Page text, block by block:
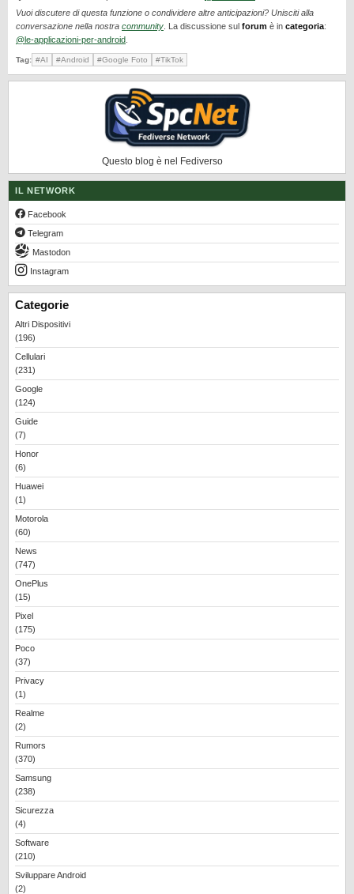
Vuoi discutere di questa funzione o condividere altre anticipazioni? Unisciti alla
conversazione nella nostra community . La discussione sul forum è in categoria:
@le-applicazioni-per-android
Tag: #AI #Android #Google Foto #TikTok
Questo blog è nel Fediverso
IL NETWORK
Facebook
Telegram
Mastodon
Instagram
Categorie
Altri Dispositivi
(196)
Cellulari
(231)
Google
(124)
Guide
(7)
Honor
(6)
Huawei
(1)
Motorola
(60)
News
(747)
OnePlus
(15)
Pixel
(175)
Poco
(37)
Privacy
(1)
Realme
(2)
Rumors
(370)
Samsung
(238)
Sicurezza
(4)
Software
(210)
Sviluppare Android
(2)